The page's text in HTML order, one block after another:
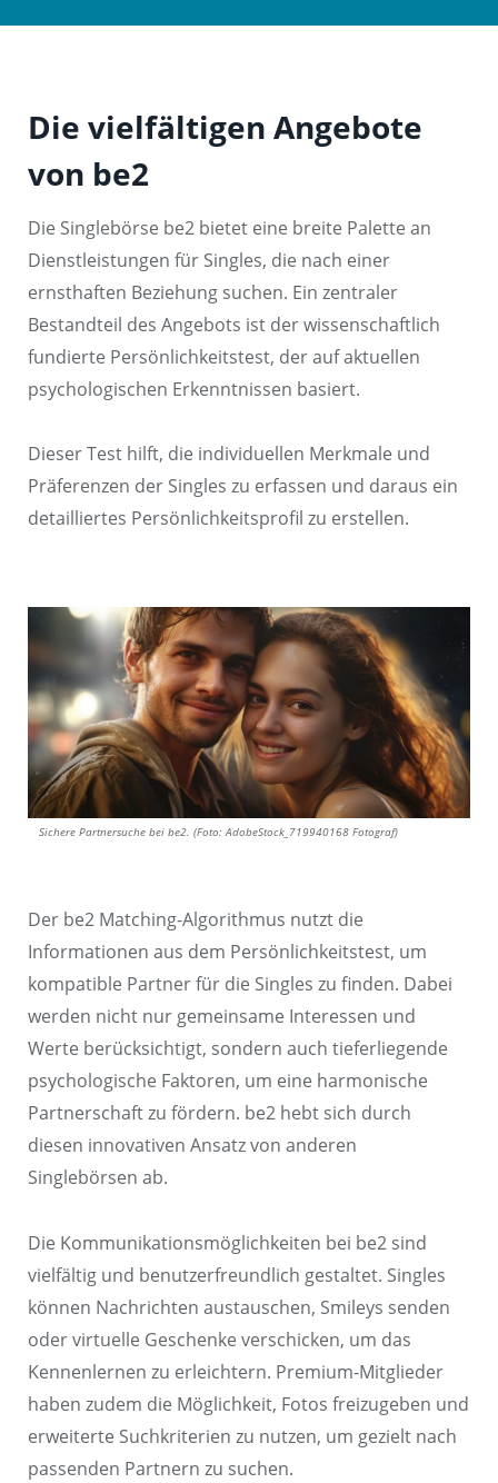
Die vielfältigen Angebote
von be2
Die Singlebörse be2 bietet eine breite Palette an
Dienstleistungen für Singles, die nach einer
ernsthaften Beziehung suchen. Ein zentraler
Bestandteil des Angebots ist der wissenschaftlich
fundierte Persönlichkeitstest, der auf aktuellen
psychologischen Erkenntnissen basiert.
Dieser Test hilft, die individuellen Merkmale und
Präferenzen der Singles zu erfassen und daraus ein
detailliertes Persönlichkeitsprofil zu erstellen.
Sichere Partnersuche bei be2. (Foto: AdobeStock_719940168 Fotograf)
Der be2 Matching-Algorithmus nutzt die
Informationen aus dem Persönlichkeitstest, um
kompatible Partner für die Singles zu finden. Dabei
werden nicht nur gemeinsame Interessen und
Werte berücksichtigt, sondern auch tieferliegende
psychologische Faktoren, um eine harmonische
Partnerschaft zu fördern. be2 hebt sich durch
diesen innovativen Ansatz von anderen
Singlebörsen ab.
Die Kommunikationsmöglichkeiten bei be2 sind
vielfältig und benutzerfreundlich gestaltet. Singles
können Nachrichten austauschen, Smileys senden
oder virtuelle Geschenke verschicken, um das
Kennenlernen zu erleichtern. Premium-Mitglieder
haben zudem die Möglichkeit, Fotos freizugeben und
erweiterte Suchkriterien zu nutzen, um gezielt nach
passenden Partnern zu suchen.